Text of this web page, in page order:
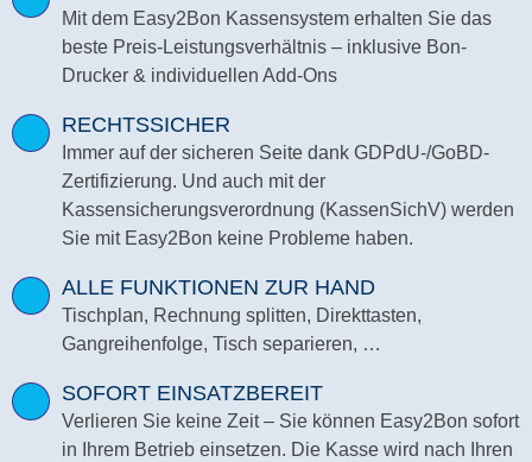
Mit dem Easy2Bon Kassensystem erhalten Sie das
beste Preis-Leistungsverhältnis – inklusive Bon-
Drucker & individuellen Add-Ons
RECHTSSICHER
Immer auf der sicheren Seite dank GDPdU-/GoBD-
Zertifizierung. Und auch mit der
Kassensicherungsverordnung (KassenSichV) werden
Sie mit Easy2Bon keine Probleme haben.
ALLE FUNKTIONEN ZUR HAND
Tischplan, Rechnung splitten, Direkttasten,
Gangreihenfolge, Tisch separieren, …
SOFORT EINSATZBEREIT
Verlieren Sie keine Zeit – Sie können Easy2Bon sofort
in Ihrem Betrieb einsetzen. Die Kasse wird nach Ihren